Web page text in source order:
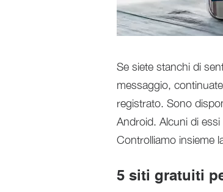
Se siete stanchi di
messaggio,
registrato. Sono
Android. Alcuni di
Controlliamo insieme
5 siti gratuiti